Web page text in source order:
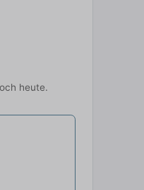
heute.